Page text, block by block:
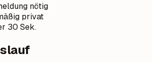
nötig
privat
30 Sek.